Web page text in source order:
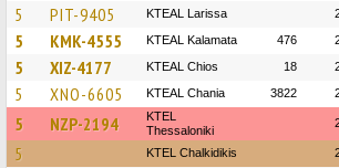
5 PIT-9405 KTEAL Larissa
5 KMK-4555 KTEAL Kalamata 476
5 XIZ-4177 KTEAL Chios 18
5 XNO-6605 KTEAL Chania 3822
5 NZP-2194
KTEL
Thessaloniki
5 ΚΤΕL Chalkidikis